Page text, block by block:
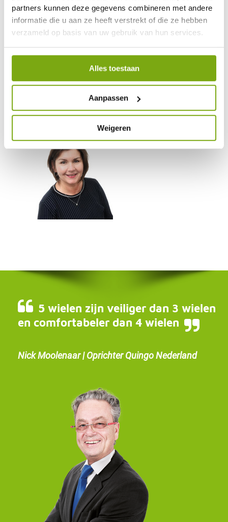
partners kunnen deze gegevens combineren met andere
informatie die u aan ze heeft verstrekt of die ze hebben
verzameld op basis van uw gebruik van hun services.
Alles toestaan
Aanpassen
Weigeren
miranda
5 wielen zijn veiliger dan 3 wielen
en comfortabeler dan 4 wielen
Nick Moolenaar | Oprichter Quingo Nederland